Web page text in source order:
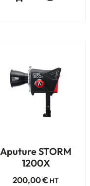
Aputure STORM
1200X
200,00€ HT